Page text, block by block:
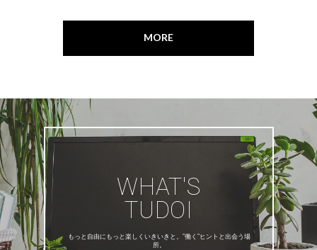
MORE
WHAT'S
TUDOI
もっと自由にもっと楽しくいきいきと。”働く”ヒントと出会う場
所。